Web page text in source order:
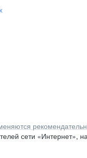
сети «Интернет»,